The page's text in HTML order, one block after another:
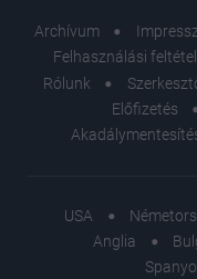
Archívum
Felhasználási
Rólunk
Előfizetés
USA
Anglia